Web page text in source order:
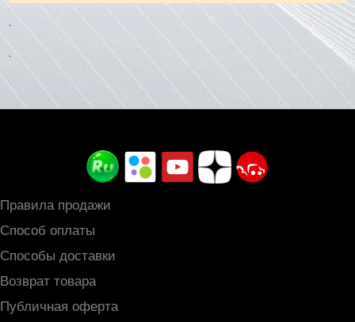
.
.
Правила продажи
Способ оплаты
Способы доставки
Возврат товара
Публичная оферта